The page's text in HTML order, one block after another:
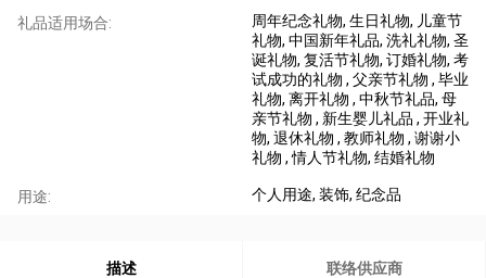
礼品适用场合: 周年纪念礼物, 生日礼物, 儿童节
礼物, 中国新年礼品, 洗礼礼物, 圣
诞礼物, 复活节礼物, 订婚礼物, 考
试成功的礼物 , 父亲节礼物 , 毕业
礼物, 离开礼物 , 中秋节礼品, 母
亲节礼物 , 新生婴儿礼品 , 开业礼
物, 退休礼物 , 教师礼物 , 谢谢小
礼物 , 情人节礼物, 结婚礼物
用途: 个人用途, 装饰, 纪念品
描述 联络供应商